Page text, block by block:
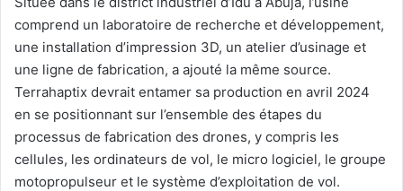
comprend un laboratoire de recherche et développement,
une installation d’impression 3D, un atelier d’usinage et
une ligne de fabrication, a ajouté la même source.
Terrahaptix devrait entamer sa production en avril 2024
en se positionnant sur l’ensemble des étapes du
processus de fabrication des drones, y compris les
cellules, les ordinateurs de vol, le micro logiciel, le groupe
motopropulseur et le système d’exploitation de vol.